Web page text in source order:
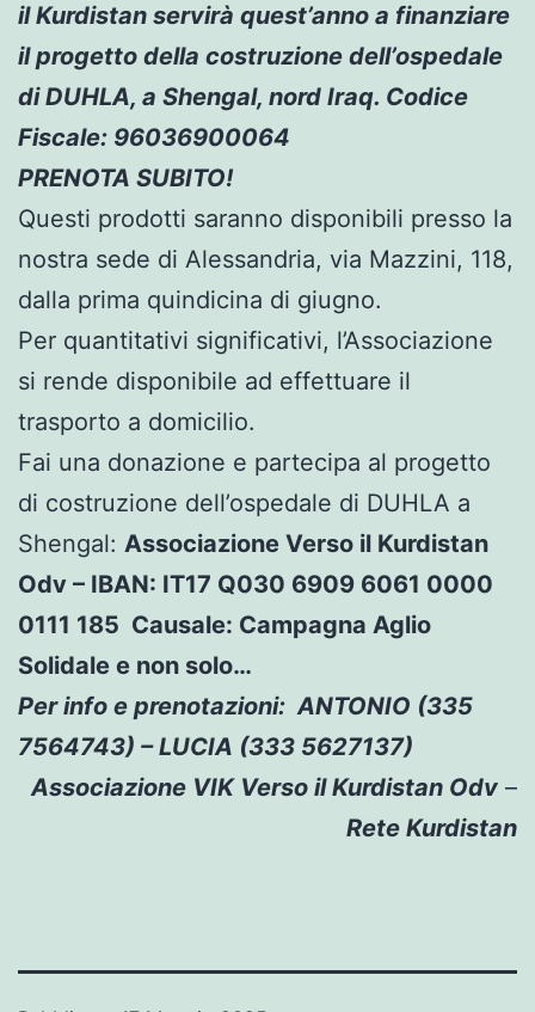
il Kurdistan servirà quest’anno a finanziare
il progetto della costruzione dell’ospedale
di DUHLA, a Shengal, nord Iraq. Codice
Fiscale: 96036900064
PRENOTA SUBITO!
Questi prodotti saranno disponibili presso la
nostra sede di Alessandria, via Mazzini, 118,
dalla prima quindicina di giugno.
Per quantitativi significativi, l’Associazione
si rende disponibile ad effettuare il
trasporto a domicilio.
Fai una donazione e partecipa al progetto
di costruzione dell’ospedale di DUHLA a
Shengal: Associazione Verso il Kurdistan
Odv – IBAN: IT17 Q030 6909 6061 0000
0111 185 Causale: Campagna Aglio
Solidale e non solo…
Per info e prenotazioni: ANTONIO (335
7564743) – LUCIA (333 5627137)
Associazione VIK Verso il Kurdistan Odv –
Rete Kurdistan